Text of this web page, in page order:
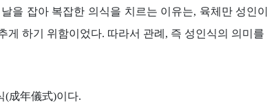
을 잡아 복잡한 의식을 치르는 이유는, 육체만 성인
게 하기 위함이었다. 따라서 관례, 즉 성인식의 의미
(成年儀式)이다.